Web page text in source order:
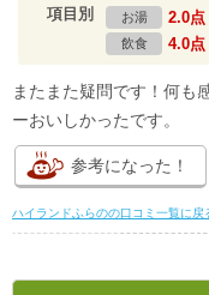
項目別 お湯 2.0点
飲食 4.0点
またまた疑問です！何も
ーおいしかったです。
参考になった！
ハイランドふらのの口コミ一覧に戻